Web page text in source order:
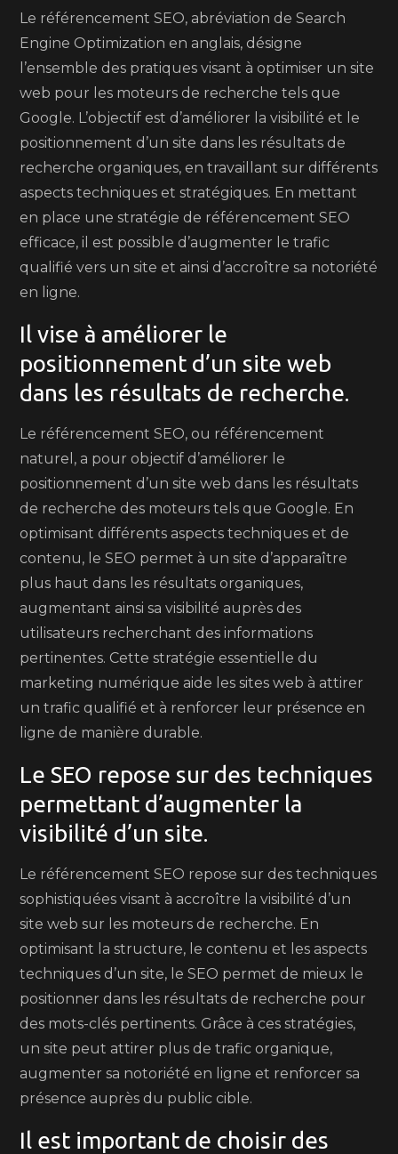
Le référencement SEO, abréviation de Search
Engine Optimization en anglais, désigne
l’ensemble des pratiques visant à optimiser un site
web pour les moteurs de recherche tels que
Google. L’objectif est d’améliorer la visibilité et le
positionnement d’un site dans les résultats de
recherche organiques, en travaillant sur différents
aspects techniques et stratégiques. En mettant
en place une stratégie de référencement SEO
efficace, il est possible d’augmenter le trafic
qualifié vers un site et ainsi d’accroître sa notoriété
en ligne.
Il vise à améliorer le
positionnement d’un site web
dans les résultats de recherche.
Le référencement SEO, ou référencement
naturel, a pour objectif d’améliorer le
positionnement d’un site web dans les résultats
de recherche des moteurs tels que Google. En
optimisant différents aspects techniques et de
contenu, le SEO permet à un site d’apparaître
plus haut dans les résultats organiques,
augmentant ainsi sa visibilité auprès des
utilisateurs recherchant des informations
pertinentes. Cette stratégie essentielle du
marketing numérique aide les sites web à attirer
un trafic qualifié et à renforcer leur présence en
ligne de manière durable.
Le SEO repose sur des techniques
permettant d’augmenter la
visibilité d’un site.
Le référencement SEO repose sur des techniques
sophistiquées visant à accroître la visibilité d’un
site web sur les moteurs de recherche. En
optimisant la structure, le contenu et les aspects
techniques d’un site, le SEO permet de mieux le
positionner dans les résultats de recherche pour
des mots-clés pertinents. Grâce à ces stratégies,
un site peut attirer plus de trafic organique,
augmenter sa notoriété en ligne et renforcer sa
présence auprès du public cible.
Il est important de choisir des